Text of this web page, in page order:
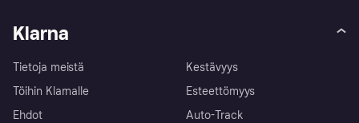
Klarna
Tietoja meistä
Töihin Klarnalle
Ehdot
Kestävyys
Esteettömyys
Auto-Track